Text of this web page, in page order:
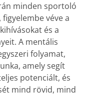
minden sportoló
véve a
és a
A mentális
folyamat,
amely segít
potenciált, és
mind rövid, mind